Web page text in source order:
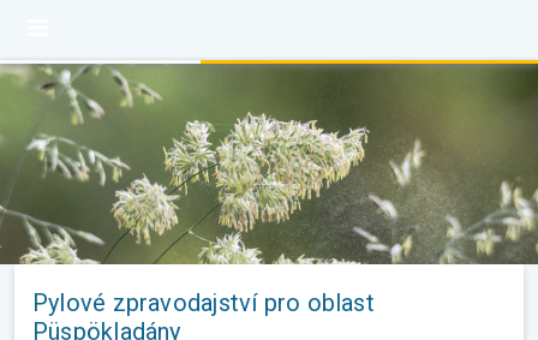
Pylové zpravodajství pro oblast
Püspökladány